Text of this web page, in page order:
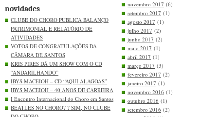
novidades
CLUBE DO CHORO PUBLICA BALANÇO
PATRIMONIAL E RELATÓRIO DE
ATIVIDADES
VOTOS DE CONGRATULAÇÕES DA
CÂMARA DE SANTOS
KRIS PIRES DÁ UM SHOW COM O CD
“ANDARILHANDO”
IBYS MACEIOH – CD “AQUI ALAGOAS”
IBYS MACEIOH – 40 ANOS DE CARREIRA
I Encontro Internacional do Choro em Santos
BEATLES NO CHORO? ? SIM, NO CLUBE
novembro 2017 (6)
setembro 2017 (1)
agosto 2017 (1)
julho 2017 (2)
junho 2017 (2)
maio 2017 (1)
abril 2017 (1)
março 2017 (3)
fevereiro 2017 (2)
janeiro 2017 (1)
novembro 2016 (1)
outubro 2016 (1)
setembro 2016 (2)